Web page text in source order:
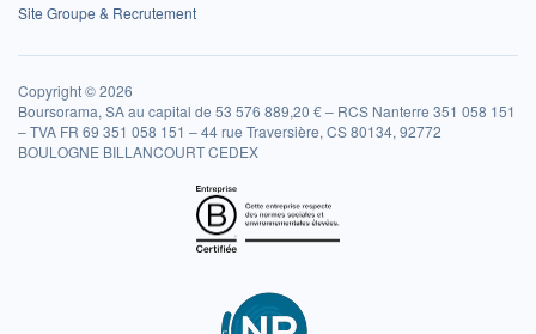
Site Groupe & Recrutement
Copyright © 2026
Boursorama, SA au capital de 53 576 889,20 € – RCS Nanterre 351 058 151
– TVA FR 69 351 058 151 – 44 rue Traversière, CS 80134, 92772
BOULOGNE BILLANCOURT CEDEX